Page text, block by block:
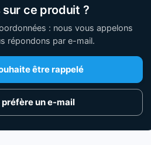
ce produit ?
: nous vous appelons
répondons par e-mail.
être rappelé
préfère un e-mail